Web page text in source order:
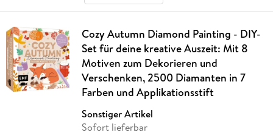
Cozy Autumn Diamond Painting - DIY-
Set für deine kreative Auszeit: Mit 8
Motiven zum Dekorieren und
Verschenken, 2500 Diamanten in 7
Farben und Applikationsstift
Sonstiger Artikel
Sofort lieferbar